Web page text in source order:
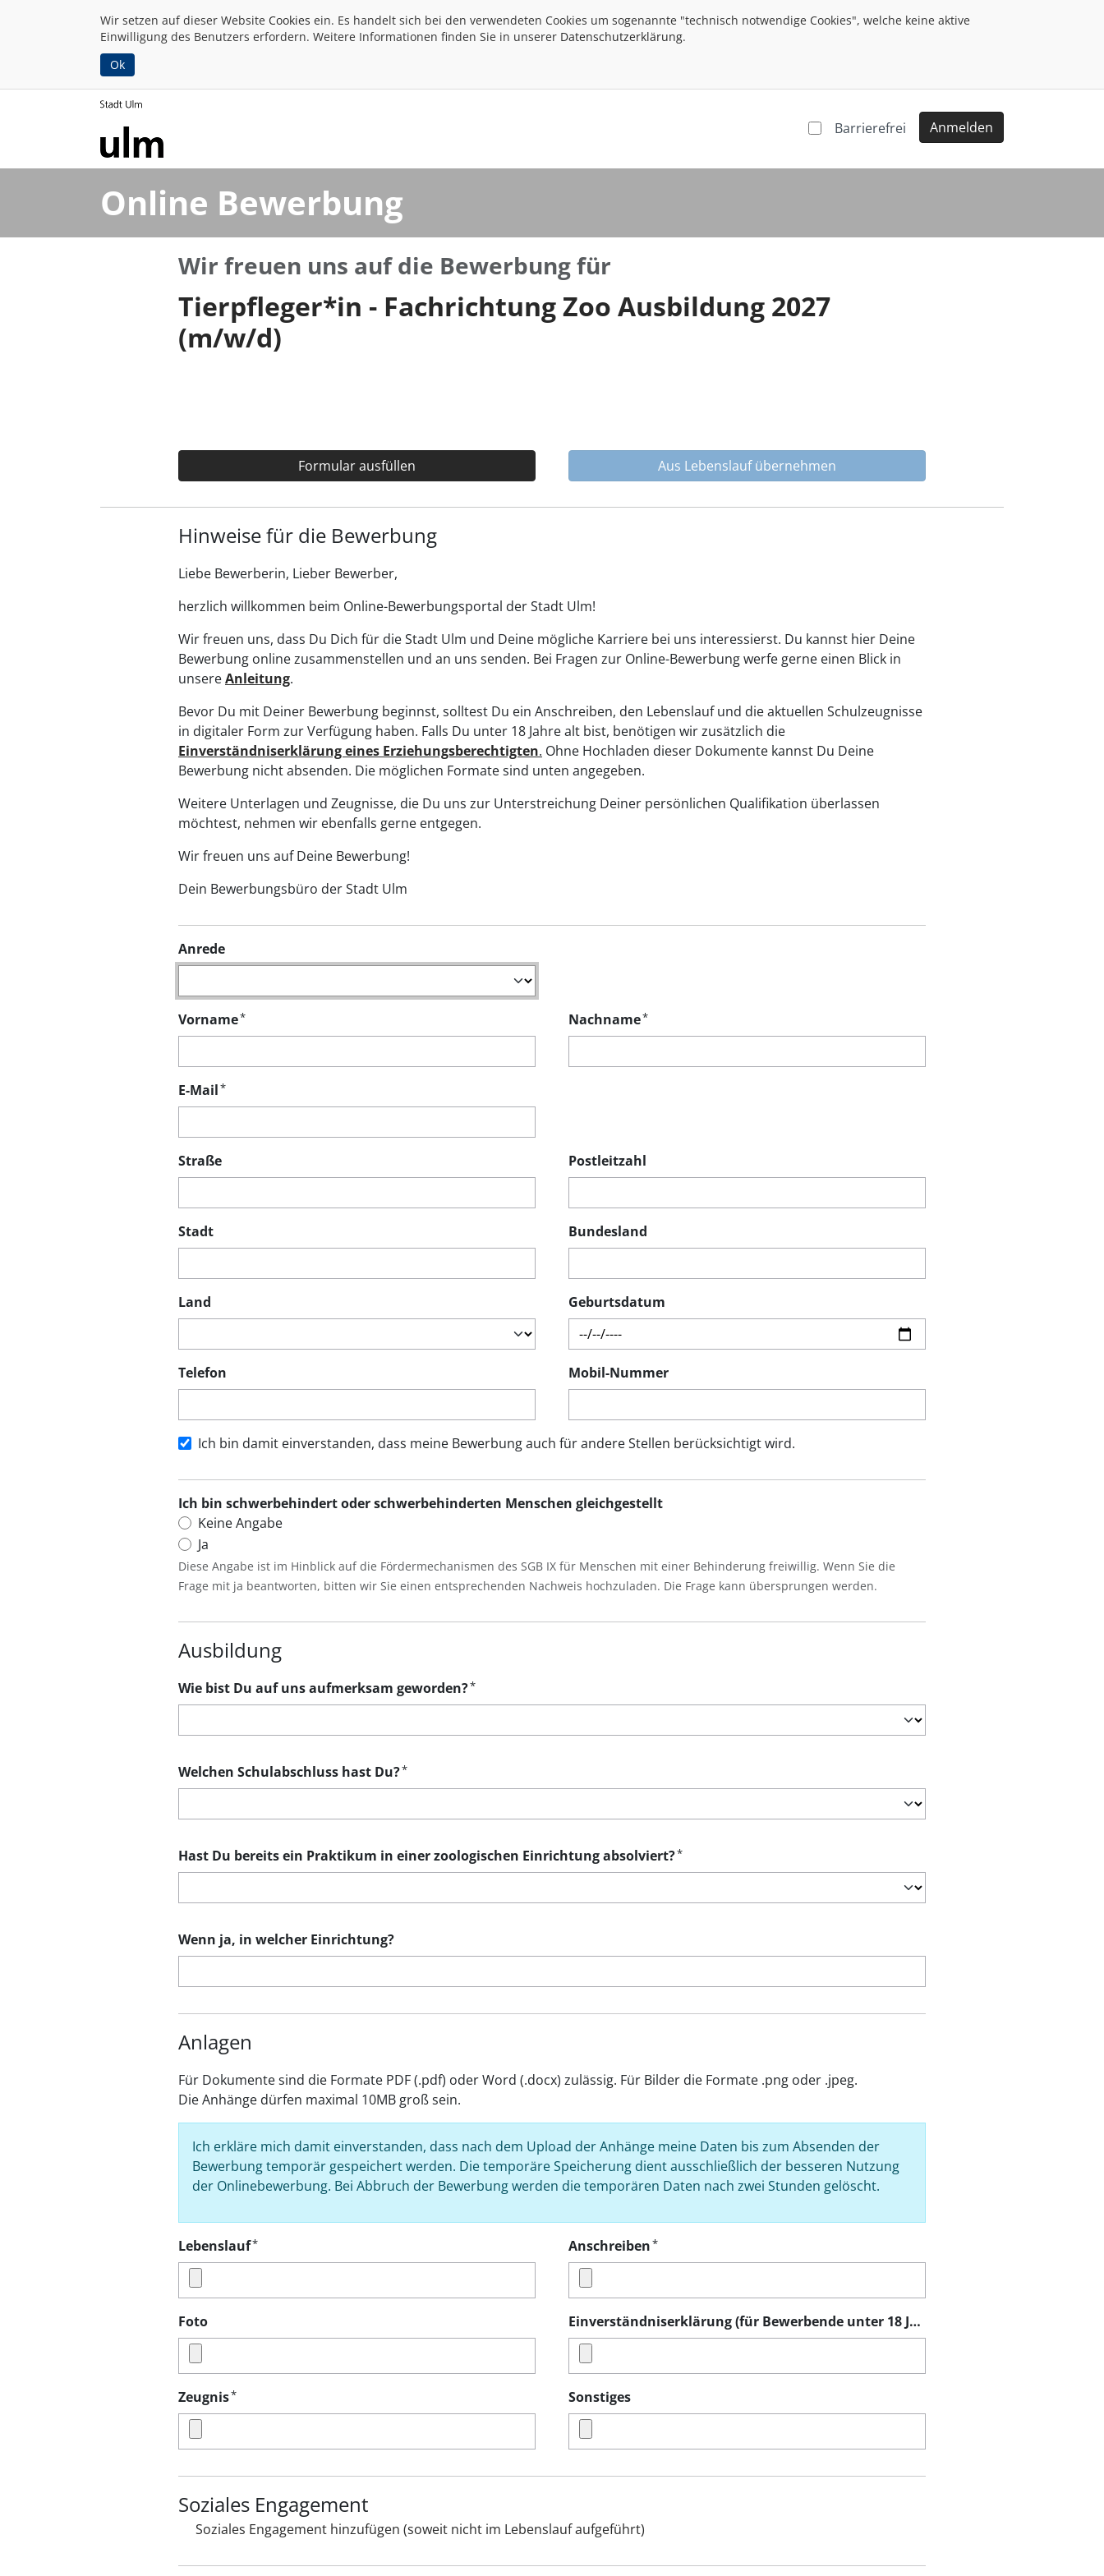
Wir setzen auf dieser Website Cookies ein. Es handelt sich bei den verwendeten Cookies um sogenannte "technisch notwendige Cookies", welche keine aktive
Einwilligung des Benutzers erfordern. Weitere Informationen finden Sie in unserer Datenschutzerklärung.
Ok
Barrierefrei Anmelden
Online Bewerbung
Wir freuen uns auf die Bewerbung für
Tierpfleger*in - Fachrichtung Zoo Ausbildung 2027
(m/w/d)
Formular ausfüllen Aus Lebenslauf übernehmen
Hinweise für die Bewerbung
Liebe Bewerberin, Lieber Bewerber,
herzlich willkommen beim Online-Bewerbungsportal der Stadt Ulm!
Wir freuen uns, dass Du Dich für die Stadt Ulm und Deine mögliche Karriere bei uns interessierst. Du kannst hier Deine
Bewerbung online zusammenstellen und an uns senden. Bei Fragen zur Online-Bewerbung werfe gerne einen Blick in
unsereAnleitung.
Bevor Du mit Deiner Bewerbung beginnst, solltest Du ein Anschreiben, den Lebenslauf und die aktuellen Schulzeugnisse
in digitaler Form zur Verfügung haben. Falls Du unter 18 Jahre alt bist, benötigen wir zusätzlich die
Einverständniserklärung eines Erziehungsberechtigten. Ohne Hochladen dieser Dokumente kannst Du Deine
Bewerbung nicht absenden. Die möglichen Formate sind unten angegeben.
Weitere Unterlagen und Zeugnisse, die Du uns zur Unterstreichung Deiner persönlichen Qualifikation überlassen
möchtest, nehmen wir ebenfalls gerne entgegen.
Wir freuen uns auf Deine Bewerbung!
Dein Bewerbungsbüro der Stadt Ulm
Anrede
Vorname* Nachname*
E-Mail*
Straße Postleitzahl
Stadt Bundesland
Land Geburtsdatum
Telefon Mobil-Nummer
Ich bin damit einverstanden, dass meine Bewerbung auch für andere Stellen berücksichtigt wird.
Ich bin schwerbehindert oder schwerbehinderten Menschen gleichgestellt
Keine Angabe
Ja
Diese Angabe ist im Hinblick auf die Fördermechanismen des SGB IX für Menschen mit einer Behinderung freiwillig. Wenn Sie die
Frage mit ja beantworten, bitten wir Sie einen entsprechenden Nachweis hochzuladen. Die Frage kann übersprungen werden.
Ausbildung
Wie bist Du auf uns aufmerksam geworden?*
Welchen Schulabschluss hast Du?*
Hast Du bereits ein Praktikum in einer zoologischen Einrichtung absolviert?*
Wenn ja, in welcher Einrichtung?
Anlagen
Für Dokumente sind die Formate PDF (.pdf) oder Word (.docx) zulässig. Für Bilder die Formate .png oder .jpeg.
Die Anhänge dürfen maximal 10MB groß sein.
Ich erkläre mich damit einverstanden, dass nach dem Upload der Anhänge meine Daten bis zum Absenden der
Bewerbung temporär gespeichert werden. Die temporäre Speicherung dient ausschließlich der besseren Nutzung
der Onlinebewerbung. Bei Abbruch der Bewerbung werden die temporären Daten nach zwei Stunden gelöscht.
Lebenslauf* Anschreiben*
Foto Einverständniserklärung (für Bewerbende unter 18 Jahren)
Zeugnis* Sonstiges
Soziales Engagement
Soziales Engagement hinzufügen (soweit nicht im Lebenslauf aufgeführt)